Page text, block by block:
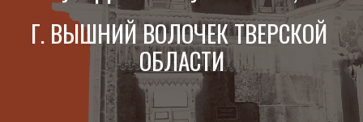
Г. ВЫШНИЙ ВОЛОЧЕК ТВЕРСКОЙ
ОБЛАСТИ